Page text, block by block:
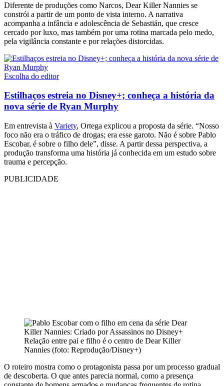
Diferente de produções como Narcos, Dear Killer Nannies se
constrói a partir de um ponto de vista interno. A narrativa
acompanha a infância e adolescência de Sebastián, que cresce
cercado por luxo, mas também por uma rotina marcada pelo medo,
pela vigilância constante e por relações distorcidas.
Escolha do editor
Estilhaços estreia no Disney+; conheça a história da
nova série de Ryan Murphy
Em entrevista à Variety, Ortega explicou a proposta da série. “Nosso
foco não era o tráfico de drogas; era esse garoto. Não é sobre Pablo
Escobar, é sobre o filho dele”, disse. A partir dessa perspectiva, a
produção transforma uma história já conhecida em um estudo sobre
trauma e percepção.
PUBLICIDADE
Relação entre pai e filho é o centro de Dear Killer
Nannies (foto: Reprodução/Disney+)
O roteiro mostra como o protagonista passa por um processo gradual
de descoberta. O que antes parecia normal, como a presença